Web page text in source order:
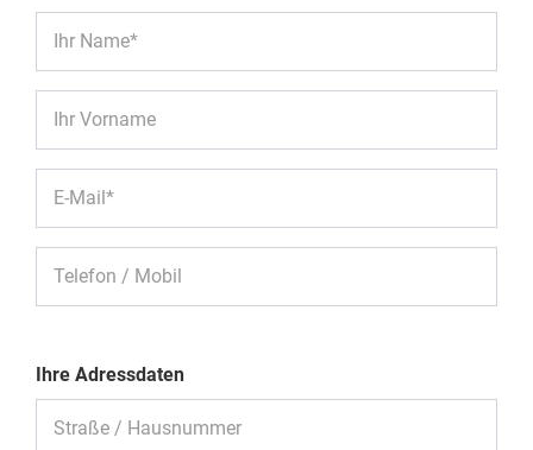
Ihr Name*
Ihr Vorname
E-Mail*
Telefon / Mobil
Ihre Adressdaten
Straße / Hausnummer